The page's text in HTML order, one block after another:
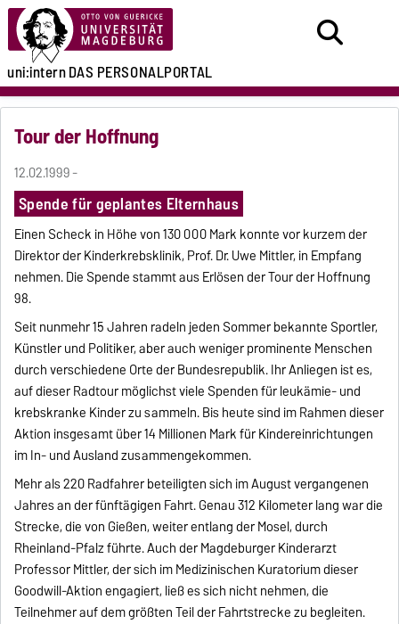
uni:internDAS PERSONALPORTAL
Tour der Hoffnung
12.02.1999 -
Spende für geplantes Elternhaus
Einen Scheck in Höhe von 130 000 Mark konnte vor kurzem der
Direktor der Kinderkrebsklinik, Prof. Dr. Uwe Mittler, in Empfang
nehmen. Die Spende stammt aus Erlösen der Tour der Hoffnung
98.
Seit nunmehr 15 Jahren radeln jeden Sommer bekannte Sportler,
Künstler und Politiker, aber auch weniger prominente Menschen
durch verschiedene Orte der Bundesrepublik. Ihr Anliegen ist es,
auf dieser Radtour möglichst viele Spenden für leukämie- und
krebskranke Kinder zu sammeln. Bis heute sind im Rahmen dieser
Aktion insgesamt über 14 Millionen Mark für Kindereinrichtungen
im In- und Ausland zusammengekommen.
Mehr als 220 Radfahrer beteiligten sich im August vergangenen
Jahres an der fünftägigen Fahrt. Genau 312 Kilometer lang war die
Strecke, die von Gießen, weiter entlang der Mosel, durch
Rheinland-Pfalz führte. Auch der Magdeburger Kinderarzt
Professor Mittler, der sich im Medizinischen Kuratorium dieser
Goodwill-Aktion engagiert, ließ es sich nicht nehmen, die
Teilnehmer auf dem größten Teil der Fahrtstrecke zu begleiten.